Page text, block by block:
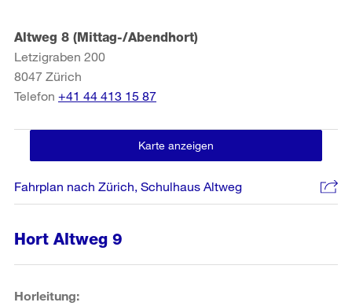
Altweg 8 (Mittag-/Abendhort)
Letzigraben 200
8047 Zürich
Telefon +41 44 413 15 87
Karte anzeigen
Fahrplan nach Zürich, Schulhaus Altweg
Hort Altweg 9
Horleitung: